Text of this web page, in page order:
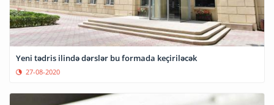
Yeni tədris ilində dərslər bu formada keçiriləcək
27-08-2020